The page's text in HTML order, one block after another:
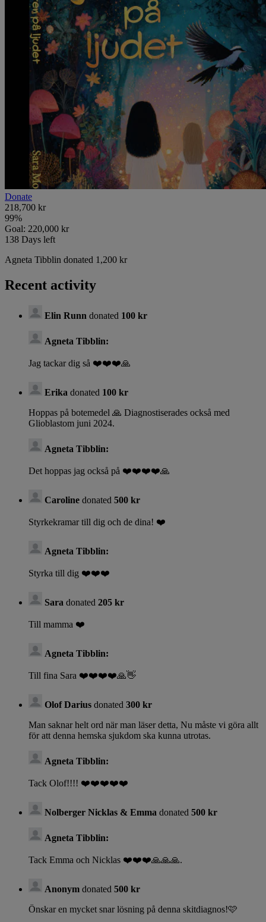
Donate
218,700 kr
99%
Goal: 220,000 kr
138 Days left
Agneta Tibblin donated 1,200 kr
Recent activity
Elin Runn donated 100 kr
Agneta Tibblin:
Jag tackar dig så ❤️❤️❤️🙏
Erika donated 100 kr
Hoppas på botemedel 🙏 Diagnostiserades också med
Glioblastom juni 2024.
Agneta Tibblin:
Det hoppas jag också på ❤️❤️❤️❤️🙏
Caroline donated 500 kr
Styrkekramar till dig och de dina! ❤️
Agneta Tibblin:
Styrka till dig ❤️❤️❤️
Sara donated 205 kr
Till mamma ❤️
Agneta Tibblin:
Till fina Sara ❤️❤️❤️❤️🙏👋
Olof Darius donated 300 kr
Man saknar helt ord när man läser detta, Nu måste vi göra allt
för att denna hemska sjukdom ska kunna utrotas.
Agneta Tibblin:
Tack Olof!!!! ❤️❤️❤️❤️❤️
Nolberger Nicklas & Emma donated 500 kr
Agneta Tibblin:
Tack Emma och Nicklas ❤️❤️❤️🙏🙏🙏.
Anonym donated 500 kr
Önskar en mycket snar lösning på denna skitdiagnos!🩷